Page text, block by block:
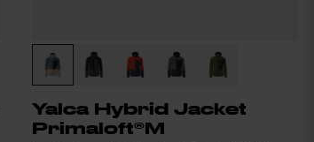
Yalca Hybrid Jacket
Primaloft®M